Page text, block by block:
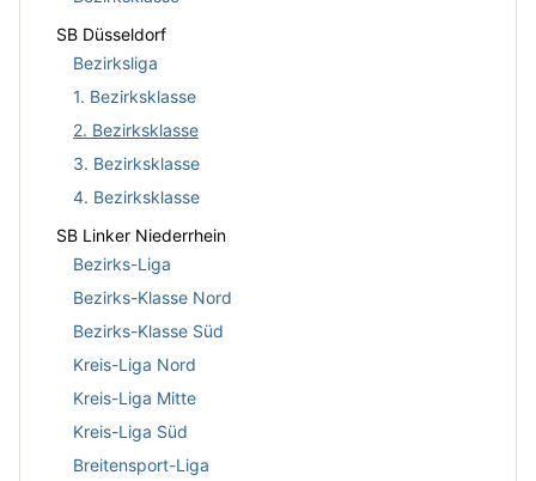
SB Düsseldorf
Bezirksliga
1. Bezirksklasse
2. Bezirksklasse
3. Bezirksklasse
4. Bezirksklasse
SB Linker Niederrhein
Bezirks-Liga
Bezirks-Klasse Nord
Bezirks-Klasse Süd
Kreis-Liga Nord
Kreis-Liga Mitte
Kreis-Liga Süd
Breitensport-Liga